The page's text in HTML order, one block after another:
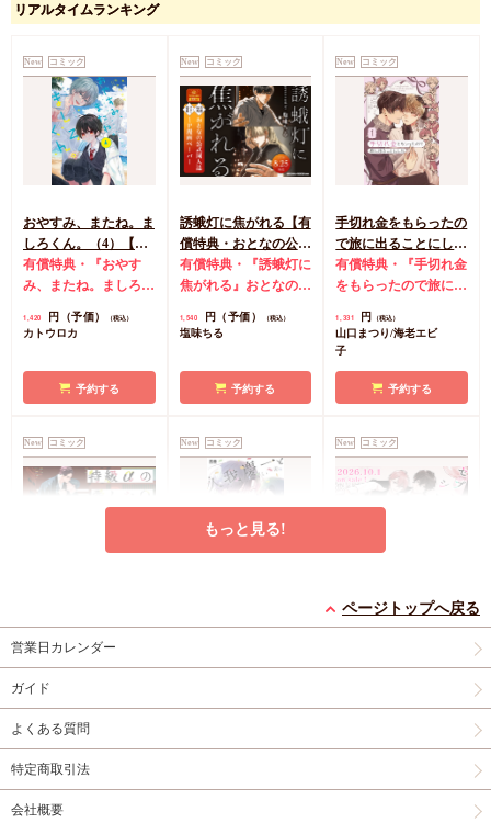
リアルタイムランキング
New コミック
おやすみ、またね。ま
しろくん。（4）【有
償特典・おとなの公式
同人誌】【8/7締切！
選)】
有償特典・『おやす
み、またね。ましろく
公式同人誌 コミコミ
店舗共通特典ペーパー
初版限定カメラロール
1,420 円（予価） （税込）
カトウロカ
予約する
New コミック
誘蛾灯に焦がれる【有
償特典・おとなの公式
同人誌】
有償特典・『誘蛾灯に
焦がれる』おとなの公
典漫画ペーパー
1,540 円（予価） （税込）
塩味ちる
予約する
New コミック
手切れ金をもらったの
で旅に出ることにした
（1）【有償特典・漫
画＆SS小冊子】
有償特典・『手切れ金
をもらったので旅に出
漫画＆SS12P小冊子
ミコミ特典漫画＆SS
リーフレット
1,331 円 （税込）
山口まつり/海老エビ
子
予約する
New コミック
コミコミ特典4Pリー
フレット
神波アユミ
カートに入れる
New コミック
【有償特典・小冊子】
と高嶺の夫』12P小冊
ーフレット 店舗共通
カートに入れる
New コミック
セブンティーンシロッ
プス（2）【有償特
ルスタンド】
ィーンシロップス
クリルスタンド コミ
ド 店舗共通特典ペー
予約する
New コミック
もっと見る!
ページトップへ戻る
営業日カレンダー
ガイド
よくある質問
特定商取引法
会社概要